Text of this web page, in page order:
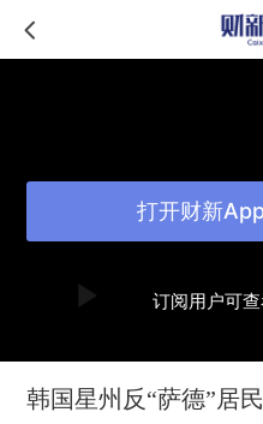
订阅用户可
打开财新
韩国星州反“萨德”居